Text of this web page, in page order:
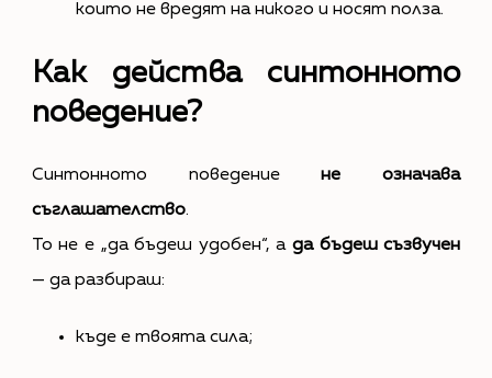
които не вредят на никого и носят полза.
Как действа синтонното
поведение?
Синтонното поведениене означава
съглашателство.
То не е „да бъдеш удобен“, ада бъдеш съзвучен
— да разбираш:
къде е твоята сила;